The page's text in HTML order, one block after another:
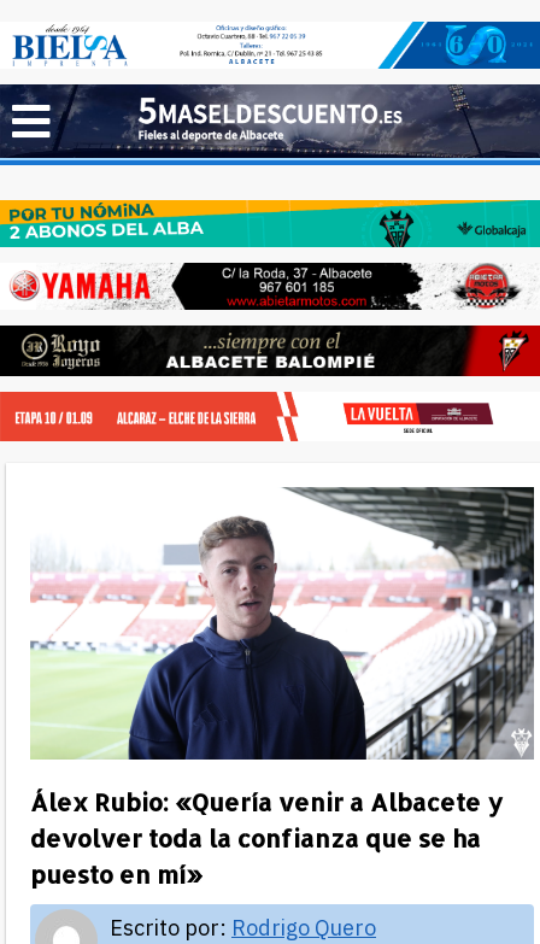
Álex Rubio: «Quería venir a Albacete y
devolver toda la confianza que se ha
puesto en mí»
Escrito por: Rodrigo Quero